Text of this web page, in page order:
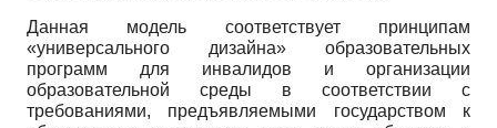
Данная модель соответствует принципам
«универсального дизайна» образовательных
программ для инвалидов и организации
образовательной среды в соответствии с
требованиями, предъявляемыми государством к